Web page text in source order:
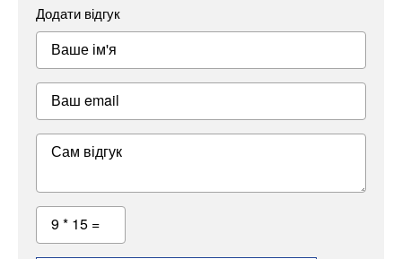
Додати відгук
Ваше ім'я
Ваш email
Сам відгук
9 * 15 =